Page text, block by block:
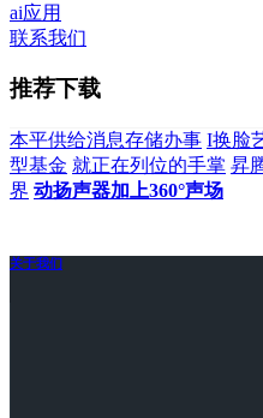
ai应用
联系我们
推荐下载
本平供给消息存储办事 I换脸
型基金 就正在列位的手掌 昇
界 动扬声器加上360°声场
关于我们